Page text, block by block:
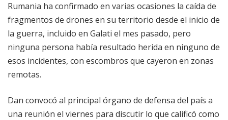
Rumania ha confirmado en varias ocasiones la caída de
fragmentos de drones en su territorio desde el inicio de
la guerra, incluido en Galati el mes pasado, pero
ninguna persona había resultado herida en ninguno de
esos incidentes, con escombros que cayeron en zonas
remotas.
Dan convocó al principal órgano de defensa del país a
una reunión el viernes para discutir lo que calificó como